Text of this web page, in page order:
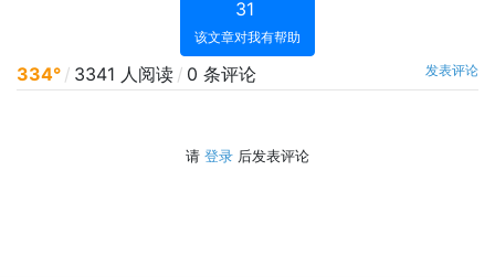
31
该文章对我有帮助
334° / 3341 人阅读 / 0 条评论 发表评论
请 登录 后发表评论